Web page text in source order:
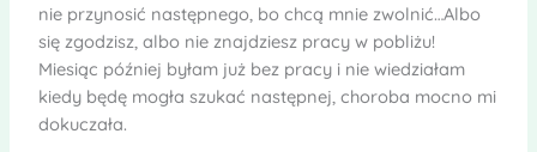
nie przynosić następnego, bo chcą mnie zwolnić…Albo
się zgodzisz, albo nie znajdziesz pracy w pobliżu!
Miesiąc później byłam już bez pracy i nie wiedziałam
kiedy będę mogła szukać następnej, choroba mocno mi
dokuczała.